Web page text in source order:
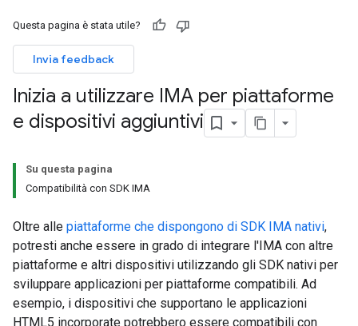
Questa pagina è stata utile?
Invia feedback
Inizia a utilizzare IMA per piattaforme
e dispositivi aggiuntivi
Su questa pagina
Compatibilità con SDK IMA
Oltre alle piattaforme che dispongono di SDK IMA nativi,
potresti anche essere in grado di integrare l'IMA con altre
piattaforme e altri dispositivi utilizzando gli SDK nativi per
sviluppare applicazioni per piattaforme compatibili. Ad
esempio, i dispositivi che supportano le applicazioni
HTML5 incorporate potrebbero essere compatibili con